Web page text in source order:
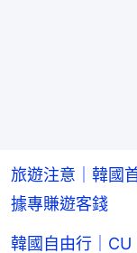
旅遊注意｜韓國
據專賺遊客錢
韓國自由行｜CU